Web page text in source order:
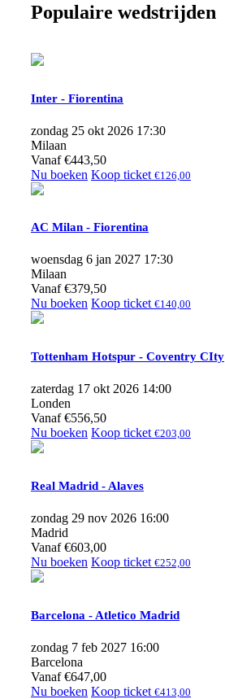
Populaire wedstrijden
Inter - Fiorentina
zondag 25 okt 2026 17:30
Milaan
Vanaf€443,50
Nu boeken Koop ticket €126,00
AC Milan - Fiorentina
woensdag 6 jan 2027 17:30
Milaan
Vanaf€379,50
Nu boeken Koop ticket €140,00
Tottenham Hotspur - Coventry CIty
zaterdag 17 okt 2026 14:00
Londen
Vanaf€556,50
Nu boeken Koop ticket €203,00
Real Madrid - Alaves
zondag 29 nov 2026 16:00
Madrid
Vanaf€603,00
Nu boeken Koop ticket €252,00
Barcelona - Atletico Madrid
zondag 7 feb 2027 16:00
Barcelona
Vanaf€647,00
Nu boeken Koop ticket €413,00